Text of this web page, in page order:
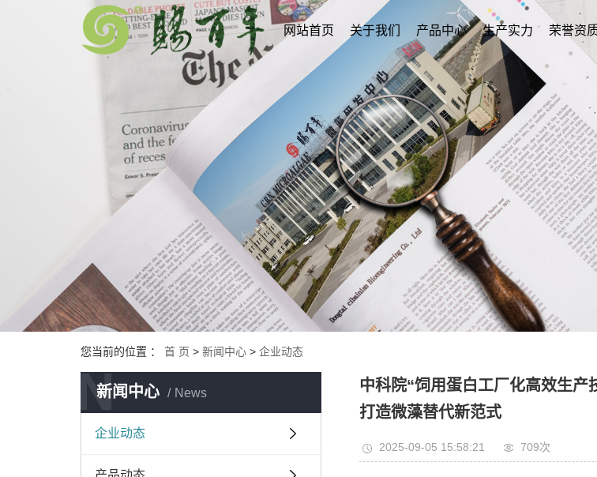
网站首页 关于我们 产品中心 生产实力 荣誉资
您当前的位置 ： 首 页 > 新闻中心 > 企业动态
新闻中心 News
N
企业动态
中科院“饲用蛋白工厂化高效生产
打造微藻替代新范式
2025-09-05 15:58:21 709次